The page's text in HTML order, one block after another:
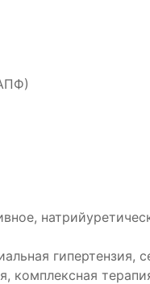
комплексная